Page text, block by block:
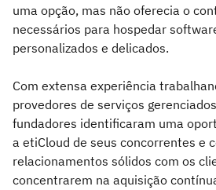
uma opção, mas não oferecia o
necessários para hospedar
personalizados e delicados.
Com extensa experiência
provedores de serviços
fundadores identificaram uma
a etiCloud de seus concorrentes e
relacionamentos sólidos com os
concentrarem na aquisição